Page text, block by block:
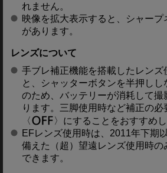
れません。
映像を拡大表示すると、シャー
があります。
レンズについて
手ブレ補正機能を搭載したレン
と、シャッターボタンを半押し
のため、バッテリーが消耗して
ります。三脚使用時など補正の
にすることをおすすめし
EFレンズ使用時は、2011年下期
備えた（超）望遠レンズ使用時
できます。